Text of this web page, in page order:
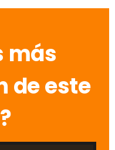
más
de este